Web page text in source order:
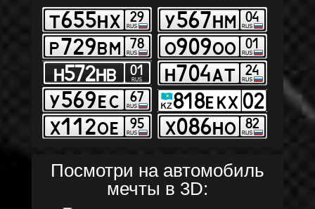
Посмотри на автомобиль
мечты в 3D: